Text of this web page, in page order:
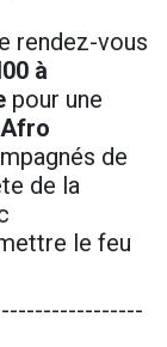
rendez-vous
à
pour une
de
de la
le feu
--------------